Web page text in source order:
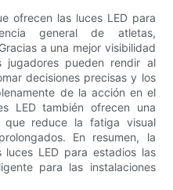
ofrecen las luces LED para
general de atletas,
a una mejor visibilidad
jugadores pueden rendir al
decisiones precisas y los
de la acción en el
LED también ofrecen una
que reduce la fatiga visual
En resumen, la
LED para estadios las
para las instalaciones